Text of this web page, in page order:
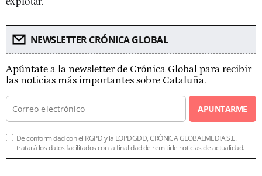
NEWSLETTER CRÓNICA GLOBAL
Apúntate a la newsletter de Crónica Global para recibir
las noticias más importantes sobre Cataluña.
APUNTARME
De conformidad con el RGPD y la LOPDGDD, CRÓNICA GLOBALMEDIA S.L.
tratará los datos facilitados con la finalidad de remitirle noticias de actualidad.